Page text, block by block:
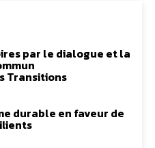
par le dialogue et la
Transitions
durable en faveur de